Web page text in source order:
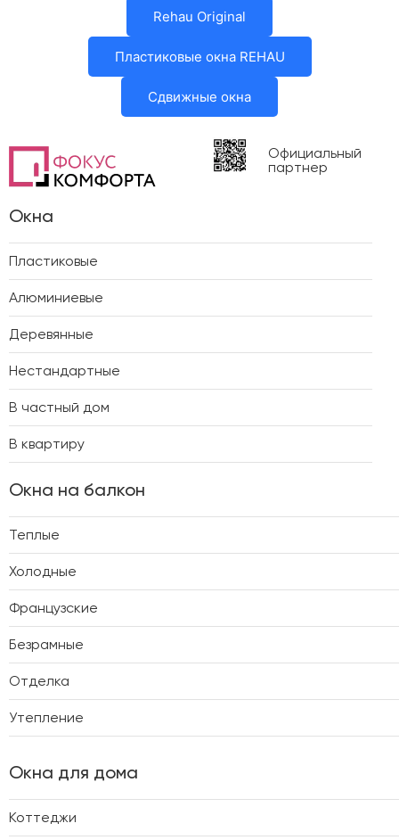
Rehau Original
Пластиковые окна REHAU
Сдвижные окна
Официальный
партнер
Окна
Пластиковые
Алюминиевые
Деревянные
Нестандартные
В частный дом
В квартиру
Окна на балкон
Теплые
Холодные
Французские
Безрамные
Отделка
Утепление
Окна для дома
Коттеджи